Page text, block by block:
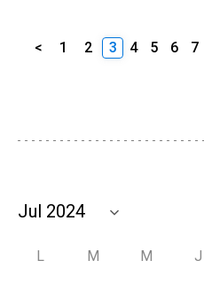
< 1 2 3 4 5 6 7
L M M J